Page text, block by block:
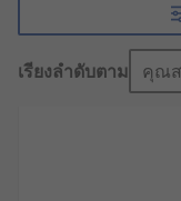
โดยตรง เพราะหาก
วัสดุ ก็อาจจะส่งผลใ
ความเมื่อยล้าสะสมแ
กรรไกรสำหรับงาน
ความเหนียวและแข็
เรียงลำดับตาม คุณส